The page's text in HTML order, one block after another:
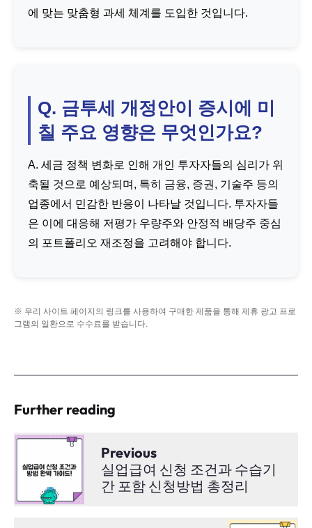
에 맞는 맞춤형 과세 체계를 도입한 것입니다.
Q. 금투세 개정안이 증시에 미
칠 주요 영향은 무엇인가요?
A. 세금 정책 변화로 인해 개인 투자자들의 심리가 위
축될 것으로 예상되며, 특히 금융, 증권, 기술주 등의
업종에서 민감한 반응이 나타날 것입니다. 투자자들
은 이에 대응해 저평가 우량주와 안정적 배당주 중심
의 포트폴리오 재조정을 고려해야 합니다.
※ 우리 사이트 페이지의 링크를 사용하여 구매한 제품을 통해 제휴 광고 프로
그램의 일환으로 수수료를 받습니다.
Further reading
Previous
실업급여 신청 조건과 수습기
간 포함 신청방법 총정리